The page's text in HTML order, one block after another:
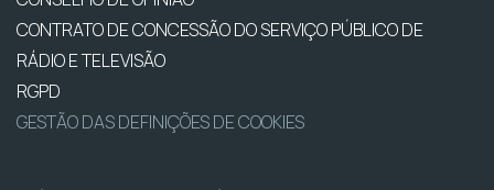
CONTRATO DE CONCESSÃO DO SERVIÇO PÚBLICO DE
RÁDIO E TELEVISÃO
RGPD
GESTÃO DAS DEFINIÇÕES DE COOKIES